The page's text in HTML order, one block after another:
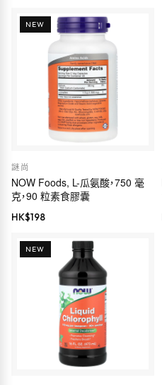
NEW
謎尚
NOW Foods, L-瓜氨酸，750 毫
克，90 粒素食膠囊
HK$198
NEW